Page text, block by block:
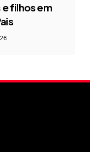
filhos em